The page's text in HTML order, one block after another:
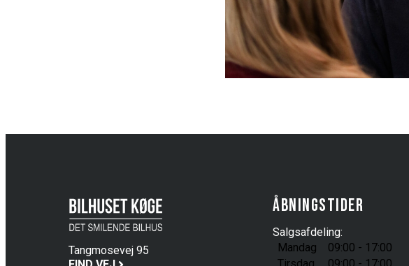
Tangmosevej 95
Åbningstider
Salgsafdeling:
Mandag
09:00 - 17:00